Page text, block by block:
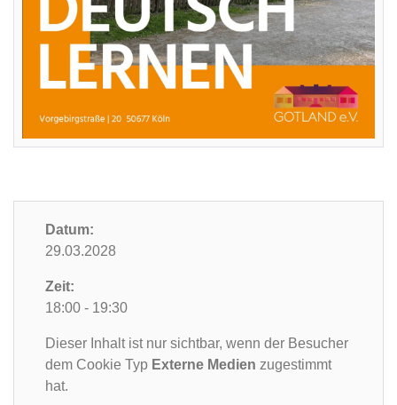
Datum:
29.03.2028
Zeit:
18:00 - 19:30
Dieser Inhalt ist nur sichtbar, wenn der Besucher
dem Cookie Typ Externe Medien zugestimmt
hat.